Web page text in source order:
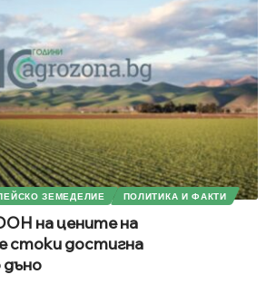
ЗЕМЕДЕЛИЕ ПОЛИТИКА И ФАКТИ
на цените на
стоки достигна